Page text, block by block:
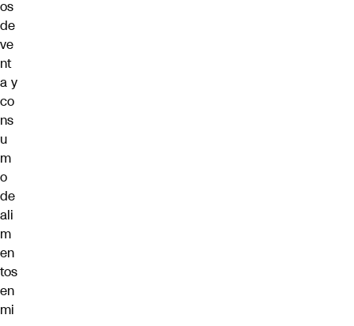
os
de
ve
nt
a y
co
ns
u
m
o
de
ali
m
en
tos
en
mi